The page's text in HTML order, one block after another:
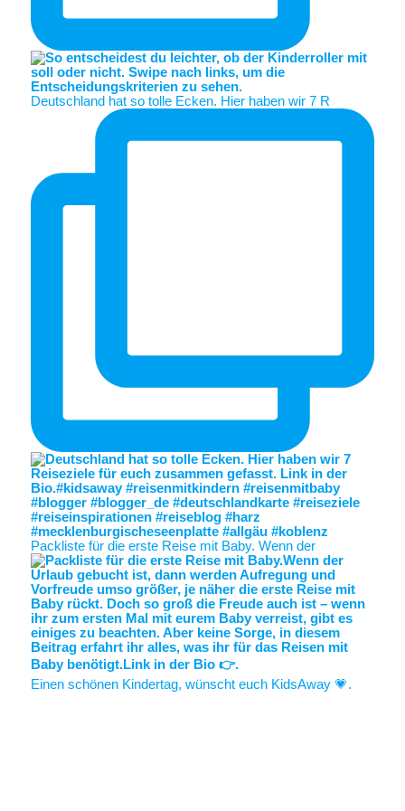
Deutschland hat so tolle Ecken. Hier haben wir 7 R
Packliste für die erste Reise mit Baby. Wenn der
Einen schönen Kindertag, wünscht euch KidsAway 💗.